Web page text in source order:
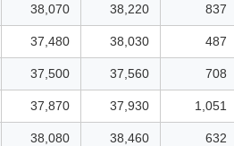
38,070 38,220 837
37,480 38,030 487
37,500 37,560 708
37,870 37,930 1,051
38,080 38,460 632